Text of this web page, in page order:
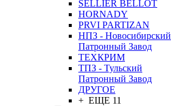
SELLIER BELLOT
HORNADY
PRVI PARTIZAN
НПЗ - Новосибирский
Патронный Завод
ТЕХКРИМ
ТПЗ - Тульский
Патронный Завод
ДРУГОЕ
+ ЕЩЕ 11